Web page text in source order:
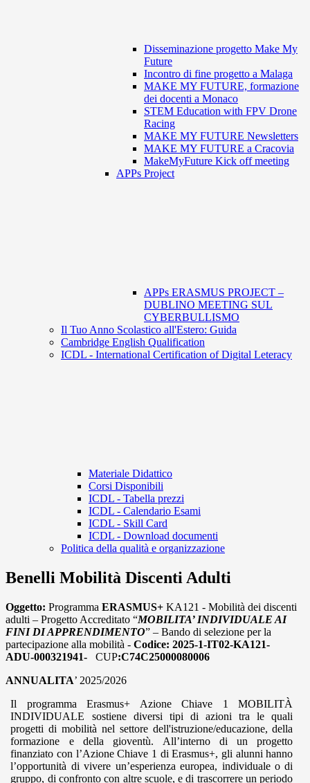
Disseminazione progetto Make My
Future
Incontro di fine progetto a Malaga
MAKE MY FUTURE, formazione
dei docenti a Monaco
STEM Education with FPV Drone
Racing
MAKE MY FUTURE Newsletters
MAKE MY FUTURE a Cracovia
MakeMyFuture Kick off meeting
APPs Project
APPs ERASMUS PROJECT –
DUBLINO MEETING SUL
CYBERBULLISMO
Il Tuo Anno Scolastico all'Estero: Guida
Cambridge English Qualification
ICDL - International Certification of Digital Leteracy
Materiale Didattico
Corsi Disponibili
ICDL - Tabella prezzi
ICDL - Calendario Esami
ICDL - Skill Card
ICDL - Download documenti
Politica della qualità e organizzazione
Benelli Mobilità Discenti Adulti
Oggetto:ProgrammaERASMUS+KA121 - Mobilità dei discenti
adulti – Progetto Accreditato “MOBILITA’ INDIVIDUALE AI
FINI DI APPRENDIMENTO” – Bando di selezione per la
partecipazione alla mobilità -Codice:2025-1-IT02-KA121-
ADU-000321941-
CUP:C74C25000080006
ANNUALITA’ 2025/2026
Il programma Erasmus+ Azione Chiave 1 MOBILITÀ
INDIVIDUALE sostiene diversi tipi di azioni tra le quali
progetti di mobilità nel settore dell'istruzione/educazione, della
formazione e della gioventù. All’interno di un progetto
finanziato con l’Azione Chiave 1 di Erasmus+, gli alunni hanno
l’opportunità di vivere un’esperienza europea, individuale o di
gruppo, di confronto con altre scuole, e di trascorrere un periodo